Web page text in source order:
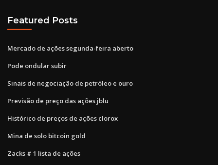
Featured Posts
Mercado de ações segunda-feira aberto
Pode ondular subir
Sinais de negociação de petróleo e ouro
Previsão de preço das ações jblu
Histórico de preços de ações clorox
Mina de solo bitcoin gold
Zacks # 1 lista de ações